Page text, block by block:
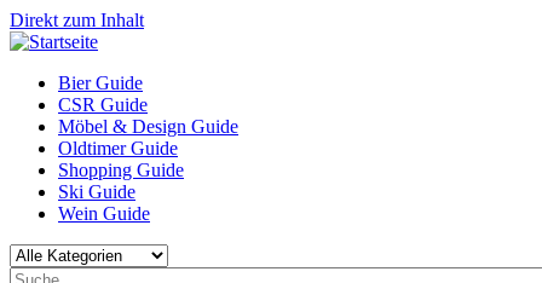
Direkt zum Inhalt
Bier Guide
CSR Guide
Möbel & Design Guide
Oldtimer Guide
Shopping Guide
Ski Guide
Wein Guide